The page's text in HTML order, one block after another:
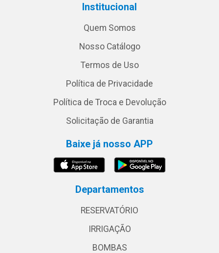
Institucional
Quem Somos
Nosso Catálogo
Termos de Uso
Política de Privacidade
Política de Troca e Devolução
Solicitação de Garantia
Baixe já nosso APP
Departamentos
RESERVATÓRIO
IRRIGAÇÃO
BOMBAS